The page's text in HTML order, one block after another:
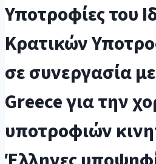
Υποτροφίες του
Κρατικών
σε συνεργασία
Greece για την
υποτροφιών